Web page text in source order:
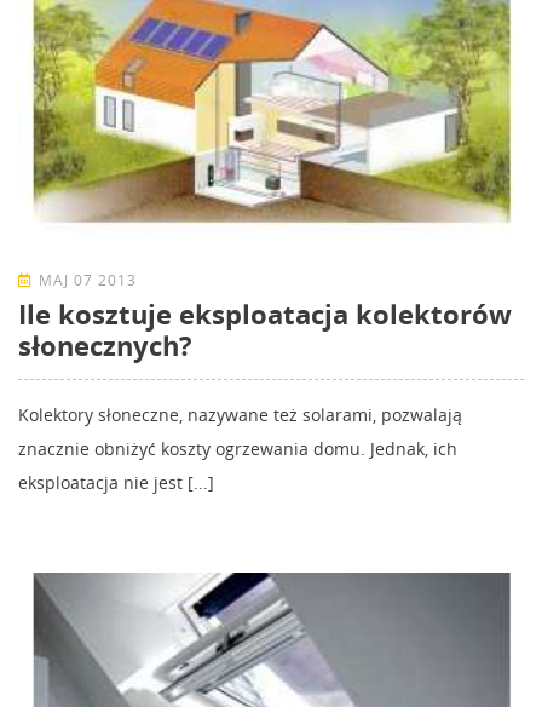
MAJ 07 2013
Ile kosztuje eksploatacja kolektorów
słonecznych?
Kolektory słoneczne, nazywane też solarami, pozwalają
znacznie obniżyć koszty ogrzewania domu. Jednak, ich
eksploatacja nie jest [...]